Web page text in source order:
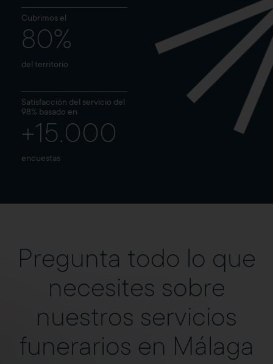
Cubrimos el
80%
del territorio
Satisfacción del servicio del
98% basado en
+15.000
encuestas
Pregunta todo lo que
necesites sobre
nuestros servicios
funerarios en Málaga